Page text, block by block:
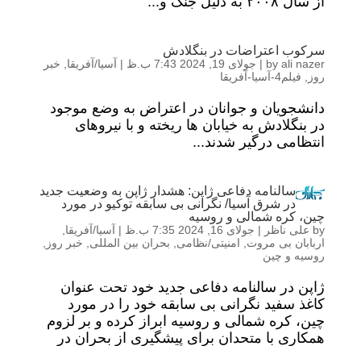
سرکوب اعتراضات در بنگلادش
byali nazer
| جولای 19, 2024 7:43 ب.ظ | آسیا/آفریقا
خبر
روز
فیلم4-آسیا-آفریقا
دانشجویان و جوانان در اعتراض به وضع موجود
در بنگلادش به خیابان ها ریخته و با نیروهای
انتظامی درگیر شدند...
سالنامه دفاعی ژاپن: هشدار ژاپن به وضعیت جدید
در شرق آسیا/ نگرانی بی سابقه توکیو در مورد
چین، کره شمالی و روسیه
by علی ناظر | جولای 16, 2024 7:35 ب.ظ | آسیا/آفریقا
اربابان بی مروت
امنیتی/نظامی بحران بین المللی خبر روز
روسیه و چین
ژاپن در سالنامه دفاعی جدید خود تحت عنوان
کاغذ سفید نگرانی بی سابقه خود را در مورد
چین، کره شمالی و روسیه ابراز کرده و بر لزوم
همکاری با متحدان برای پیشگیری از بحران در